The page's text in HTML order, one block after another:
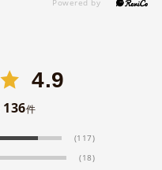
4.9
136件
(117)
(18)